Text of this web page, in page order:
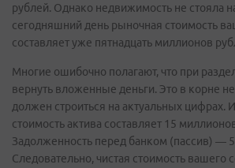
рублей. Однако недвижимость не стояла
сегодняшний день рыночная стоимость
составляет уже пятнадцать миллионов
Многие ошибочно полагают, что при
вернуть вложенные деньги. Это в корне
должен строиться на актуальных цифрах.
стоимость актива составляет 15
Задолженность перед банком (пассив) —
Следовательно, чистая стоимость вашего